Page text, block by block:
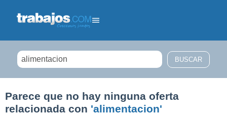
Parece que no hay ninguna oferta
relacionada con 'alimentacion'